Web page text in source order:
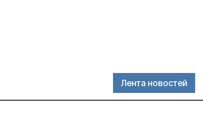
Лента новостей